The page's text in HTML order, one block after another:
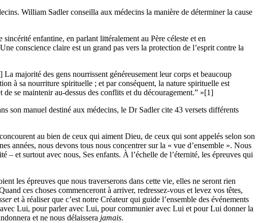
William Sadler conseilla aux médecins la manière de déterminer la cause
enfantine, en parlant littéralement au Père céleste et en
conscience claire est un grand pas vers la protection de l’esprit contre la
majorité des gens nourrissent généreusement leur corps et beaucoup
à sa nourriture spirituelle ; et par conséquent, la nature spirituelle est
se maintenir au-dessus des conflits et du découragement.” »[1]
son manuel destiné aux médecins, le Dr Sadler cite 43 versets différents
au bien de ceux qui aiment Dieu, de ceux qui sont appelés selon son
années, nous devons tous nous concentrer sur la « vue d’ensemble ». Nous
– et surtoutavec nous, Ses enfants. À l’échelle de l’éternité, les épreuves qui
les épreuves que nous traverserons dans cette vie, elles ne seront rien
ces choses commenceront à arriver, redressez-vous et levez vos têtes,
et à réaliser que c’est notre Créateur qui guide l’ensemble des événements
Lui, pour parler avec Lui, pour communier avec Lui et pour Lui donner la
et ne nous délaissera jamais.